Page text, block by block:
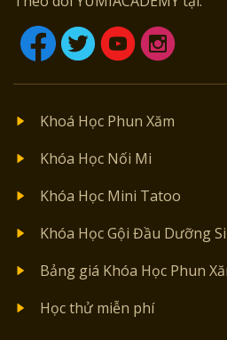
Khoá Học Phun Xăm
Khóa Học Nối Mi
Khóa Học Mini Tatoo
Khóa Học Gội Đầu Dưỡng
Bảng giá Khóa Học Phun
Học thử miễn phí